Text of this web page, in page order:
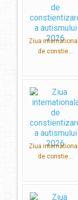
Ziua
de constie...
Ziua
de constie...